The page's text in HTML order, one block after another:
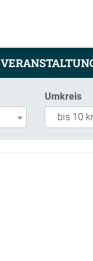
Umkreis
bis 10